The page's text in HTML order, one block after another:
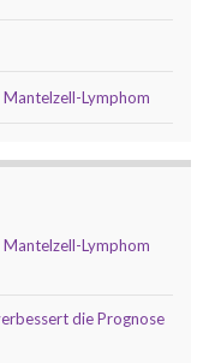
Lymphom
Lymphom
die Prognose